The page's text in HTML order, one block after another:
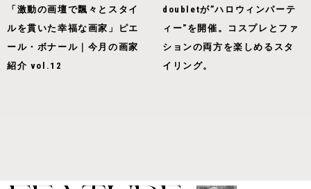
「激動の画壇で飄々とスタイ
ルを貫いた幸福な画家」ピエ
ール・ボナール｜今月の画家
紹介 vol.12
doubletが”ハロウィンパーテ
ィー"を開催。コスプレとファ
ションの両方を楽しめるスタ
イリング。